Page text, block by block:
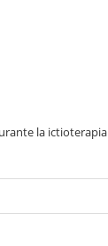
la ictioterapia